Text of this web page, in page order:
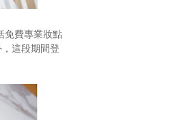
免費專業妝點
這段期間登